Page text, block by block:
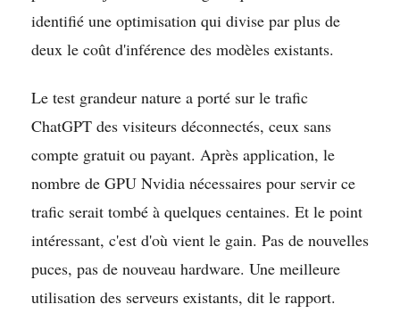
identifié une optimisation qui divise par plus de
deux le coût d'inférence des modèles existants.
Le test grandeur nature a porté sur le trafic
ChatGPT des visiteurs déconnectés, ceux sans
compte gratuit ou payant. Après application, le
nombre de GPU Nvidia nécessaires pour servir ce
trafic serait tombé à quelques centaines. Et le point
intéressant, c'est d'où vient le gain. Pas de nouvelles
puces, pas de nouveau hardware. Une meilleure
utilisation des serveurs existants, dit le rapport.